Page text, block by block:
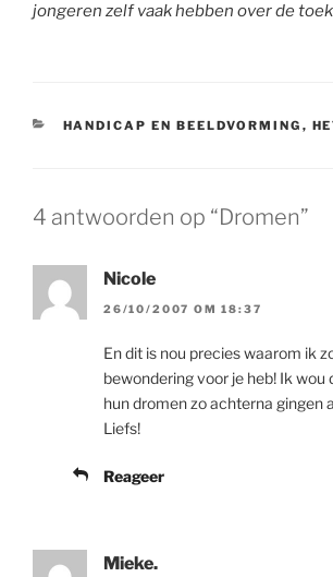
jongeren zelf vaak hebben over de
CATEGORIEËN
HANDICAP EN BEELDVORMING ,
4 antwoorden op “Dromen”
Nicole
26/10/2007 OM 18:37
En dit is nou precies waarom ik
bewondering voor je heb! Ik wou
hun dromen zo achterna gingen
Liefs!
Reageer
Mieke.